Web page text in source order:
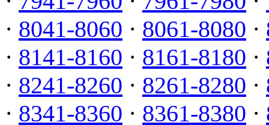
· 8041-8060 · 8061-8080 ·
· 8141-8160 · 8161-8180 ·
· 8241-8260 · 8261-8280 ·
· 8341-8360 · 8361-8380 ·